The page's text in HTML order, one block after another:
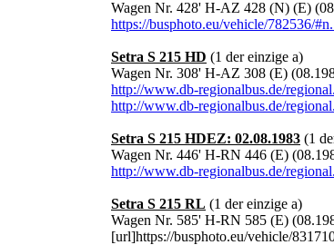
Wagen Nr. 428' H-AZ 428 (N) (E)
https://busphoto.eu/vehicle/782536/
Setra S 215 HD (1 der einzige a)
Wagen Nr. 308' H-AZ 308 (E)
http://www.db-regionalbus.de/
http://www.db-regionalbus.de/
Setra S 215 HDEZ: 02.08.1983 (1
Wagen Nr. 446' H-RN 446 (E)
http://www.db-regionalbus.de/
Setra S 215 RL (1 der einzige a)
Wagen Nr. 585' H-RN 585 (E)
[url]https://busphoto.eu/vehicle/